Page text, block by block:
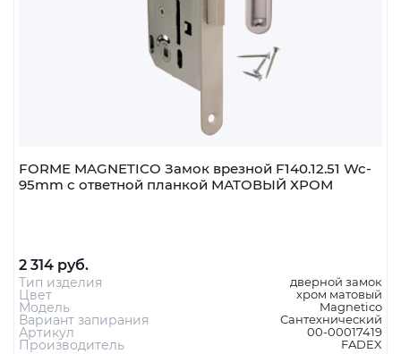
FORME MAGNETICO Замок врезной F140.12.51 Wc-
95mm с ответной планкой МАТОВЫЙ ХРОМ
2 314 руб.
Тип изделия дверной замок
Цвет хром матовый
Модель Magnetico
Вариант запирания Сантехнический
Артикул 00-00017419
Производитель FADEX